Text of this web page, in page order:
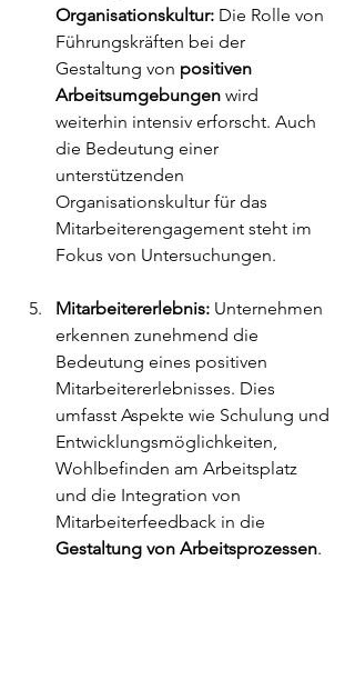
Organisationskultur: Die Rolle von
Führungskräften bei der
Gestaltung von positiven
Arbeitsumgebungen wird
weiterhin intensiv erforscht. Auch
die Bedeutung einer
unterstützenden
Organisationskultur für das
Mitarbeiterengagement steht im
Fokus von Untersuchungen.
Mitarbeitererlebnis: Unternehmen
erkennen zunehmend die
Bedeutung eines positiven
Mitarbeitererlebnisses. Dies
umfasst Aspekte wie Schulung und
Entwicklungsmöglichkeiten,
Wohlbefinden am Arbeitsplatz
und die Integration von
Mitarbeiterfeedback in die
Gestaltung von Arbeitsprozessen.